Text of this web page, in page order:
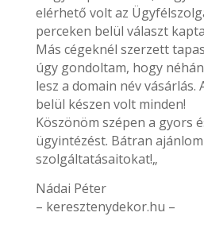
elérhető volt az
perceken belül választ
Más cégeknél szerzett
úgy gondoltam, hogy
lesz a domain név vásárlás.
belül készen volt minden!
Köszönöm szépen a gyors
ügyintézést. Bátran
szolgáltatásaitokat!„
Nádai Péter
– keresztenydekor.hu –